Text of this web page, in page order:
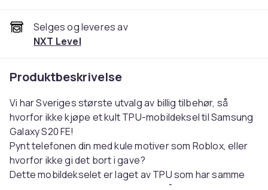
Selges og leveres av
NXT Level
Produktbeskrivelse
Vi har Sveriges største utvalg av billig tilbehør, så
hvorfor ikke kjøpe et kult TPU-mobildeksel til Samsung
Galaxy S20 FE!
Pynt telefonen din med kule motiver som Roblox, eller
hvorfor ikke gi det bort i gave?
Dette mobildekselet er laget av TPU som har samme